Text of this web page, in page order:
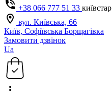
+38 066 777 51 33 київстар
вул. Київська, 66
Київ, Софіївська Борщагівка
Замовити дзвінок
Ua